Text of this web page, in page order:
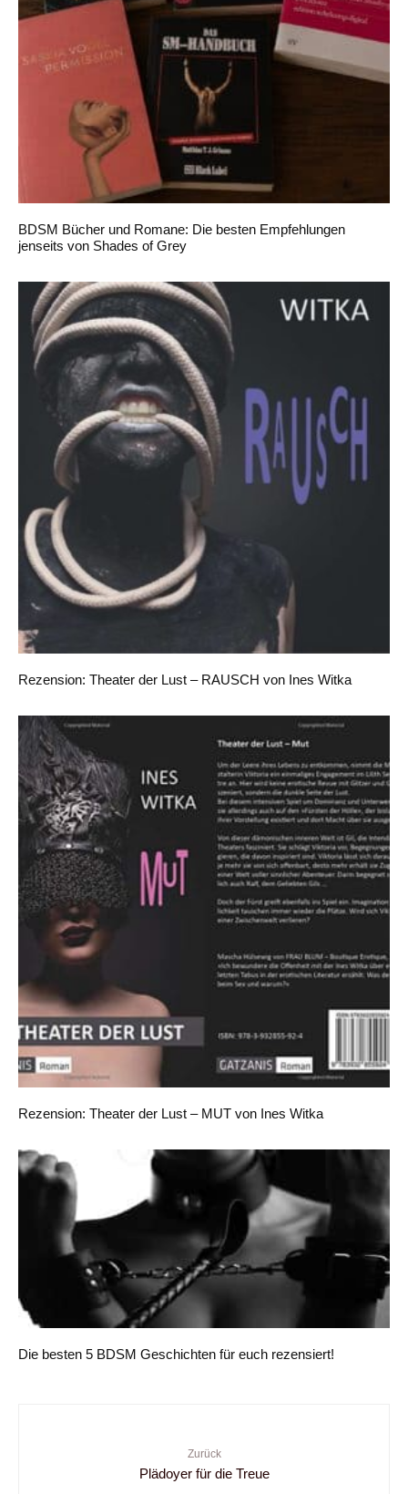
BDSM Bücher und Romane: Die besten Empfehlungen
jenseits von Shades of Grey
Rezension: Theater der Lust – RAUSCH von Ines Witka
Rezension: Theater der Lust – MUT von Ines Witka
Die besten 5 BDSM Geschichten für euch rezensiert!
Zurück
Plädoyer für die Treue